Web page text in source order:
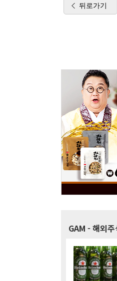
뒤로가기
GAM - 해외주